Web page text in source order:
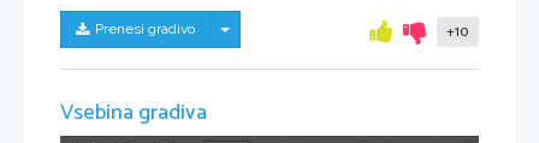
Prenesi gradivo Skrij/prikaži meni +10
Vsebina gradiva